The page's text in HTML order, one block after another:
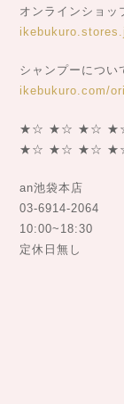
オンラインショ
シャンプーにつ
ikebukuro.com/
★☆ ★☆ ★☆
★☆ ★☆ ★☆
an池袋本店
03-6914-2064
10:00~18:30
定休日無し